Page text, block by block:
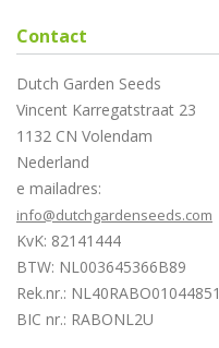
Contact
Dutch Garden Seeds
Vincent Karregatstraat 23
1132 CN Volendam
Nederland
e mailadres:
info@dutchgardenseeds.com
KvK: 82141444
BTW: NL003645366B89
Rek.nr.:
BIC nr.: RABONL2U